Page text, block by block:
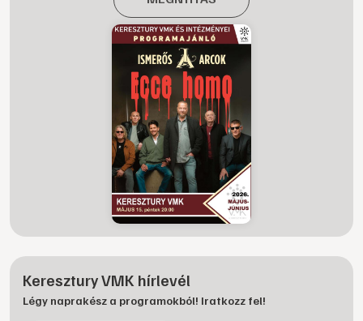
Keresztury VMK hírlevél
Légy naprakész a programokból! Iratkozz fel!